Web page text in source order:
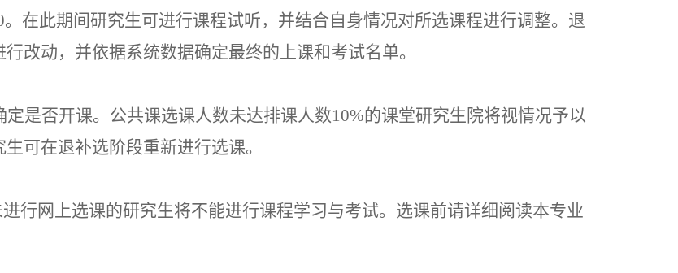
。在此期间研究生可进行课程试听，并结合自身情况对所选课程进行调整。退
改动，并依据系统数据确定最终的上课和考试名单。
是否开课。公共课选课人数未达排课人数10%的课堂研究生院将视情况予以
可在退补选阶段重新进行选课。
行网上选课的研究生将不能进行课程学习与考试。选课前请详细阅读本专业